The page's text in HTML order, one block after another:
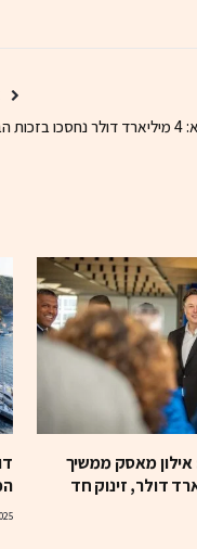
הבינה המלאכותית
מאסק ממשיך
401 מיליארד דולר, זינוק חד